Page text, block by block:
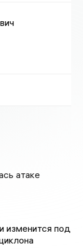
атаке
изменится под